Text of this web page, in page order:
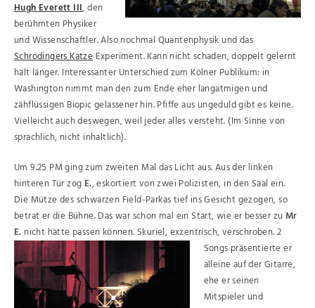
Hugh Everett III, den
berühmten Physiker
und Wissenschaftler. Also nochmal Quantenphysik und das
Schrödingers KatzeExperiment. Kann nicht schaden, doppelt gelernt
hält länger. Interessanter Unterschied zum Kölner Publikum: in
Washington nimmt man den zum Ende eher langatmigen und
zähflüssigen Biopic gelassener hin. Pfiffe aus ungeduld gibt es keine.
Vielleicht auch deswegen, weil jeder alles versteht. (Im Sinne von
sprachlich, nicht inhaltlich).
Um 9.25 PM ging zum zweiten Mal das Licht aus. Aus der linken
hinteren Tür zog E., eskortiert von zwei Polizisten, in den Saal ein.
Die Mütze des schwarzen Field-Parkas tief ins Gesicht gezogen, so
betrat er die Bühne. Das war schon mal ein Start, wie er besser zu Mr
E. nicht hätte passen können. Skuriel, exzentrisch, verschroben. 2
Songs präsentierte er
alleine auf der Gitarre,
ehe er seinen
Mitspieler und